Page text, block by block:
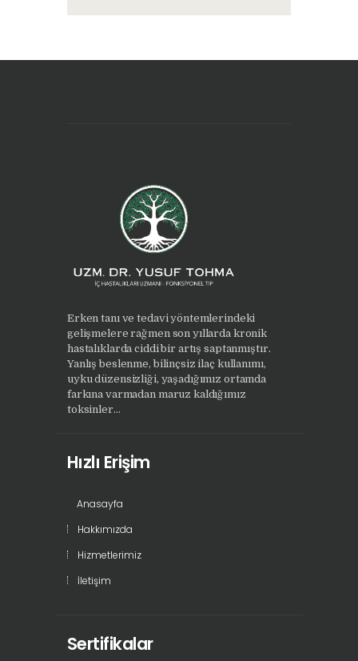
Erken tanı ve tedavi yöntemlerindeki
gelişmelere rağmen son yıllarda kronik
hastalıklarda ciddi bir artış saptanmıştır.
Yanlış beslenme, bilinçsiz ilaç kullanımı,
uyku düzensizliği, yaşadığımız ortamda
farkına varmadan maruz kaldığımız
toksinler...
Hızlı Erişim
Anasayfa
Hakkımızda
Hizmetlerimiz
İletişim
Sertifikalar